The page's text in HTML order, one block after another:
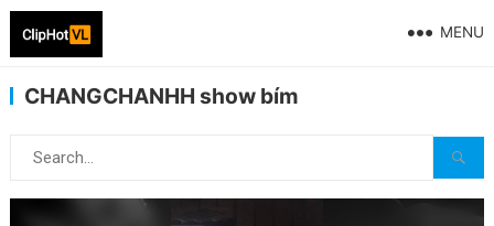
MENU
CHANGCHANHH show bím